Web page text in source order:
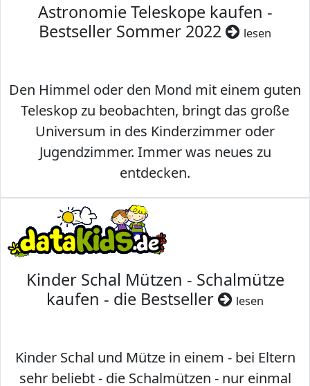
Astronomie Teleskope kaufen -
Bestseller Sommer 2022
lesen
Den Himmel oder den Mond mit einem guten
Teleskop zu beobachten, bringt das große
Universum in des Kinderzimmer oder
Jugendzimmer. Immer was neues zu
entdecken.
Kinder Schal Mützen - Schalmütze
kaufen - die Bestseller
lesen
Kinder Schal und Mütze in einem - bei Eltern
sehr beliebt - die Schalmützen - nur einmal